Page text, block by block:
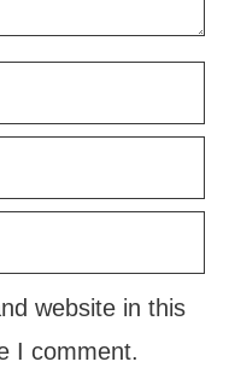
website in this
I comment.